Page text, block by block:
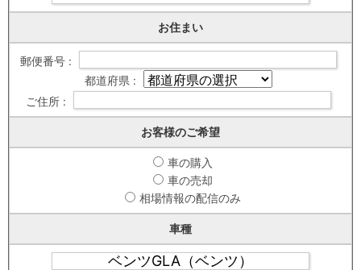
お住まい
郵便番号 :
都道府県 :
ご住所 :
お客様のご希望
車の購入
車の売却
相場情報の配信のみ
車種